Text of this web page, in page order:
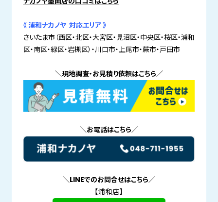
《 浦和ナカノヤ 対応エリア 》
さいたま市（西区・北区・大宮区・見沼区・中央区・桜区・浦和
区・南区・緑区・岩槻区）・川口市・上尾市・蕨市・戸田市
＼現地調査・お見積り依頼はこちら／
＼お電話はこちら／
＼LINEでのお問合せはこちら／
【浦和店】